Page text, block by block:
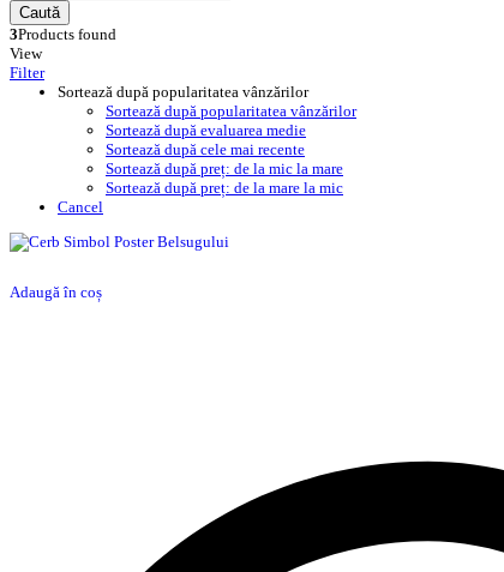
Caută
3Products found
View
Filter
Sortează după popularitatea vânzărilor
Sortează după popularitatea vânzărilor
Sortează după evaluarea medie
Sortează după cele mai recente
Sortează după preț: de la mic la mare
Sortează după preț: de la mare la mic
Cancel
Adaugă în coș